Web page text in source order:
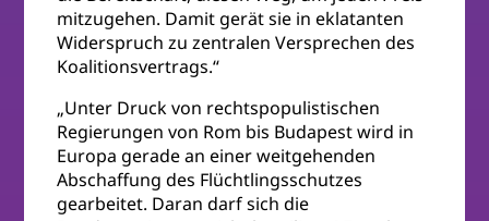
mitzugehen. Damit gerät sie in eklatanten
Widerspruch zu zentralen Versprechen des
Koalitionsvertrags.“
„Unter Druck von rechtspopulistischen
Regierungen von Rom bis Budapest wird in
Europa gerade an einer weitgehenden
Abschaffung des Flüchtlingsschutzes
gearbeitet. Daran darf sich die